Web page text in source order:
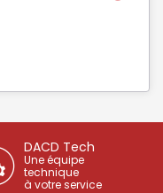
DACD Tech
Une équipe
technique
à votre service